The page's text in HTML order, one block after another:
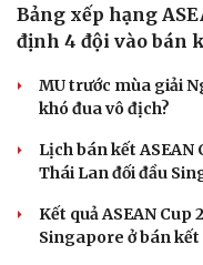
Bảng xếp hạng
định 4 đội vào bán
MU trước mùa giải
khó đua vô địch?
Lịch bán kết ASEAN
Thái Lan đối đầu
Kết quả ASEAN
Singapore ở bán kết